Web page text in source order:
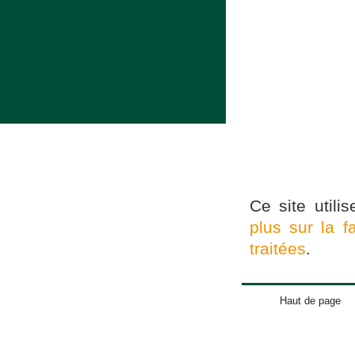
Ce site
plus sur la
traitées.
Haut de page